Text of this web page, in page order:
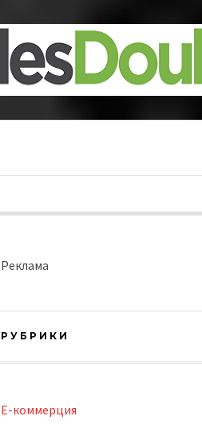
Реклама
РУБРИКИ
E-коммерция